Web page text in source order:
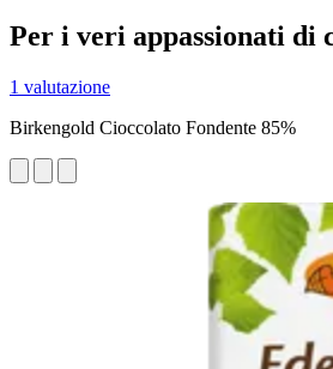
Per i veri appassionati di
1 valutazione
Birkengold Cioccolato Fondente 85%